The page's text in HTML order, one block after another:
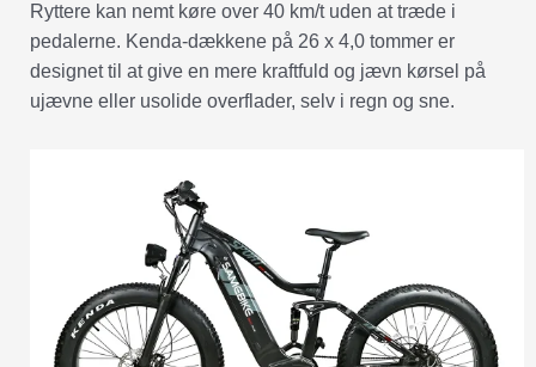
Ryttere kan nemt køre over 40 km/t uden at træde i
pedalerne. Kenda-dækkene på 26 x 4,0 tommer er
designet til at give en mere kraftfuld og jævn kørsel på
ujævne eller usolide overflader, selv i regn og sne.